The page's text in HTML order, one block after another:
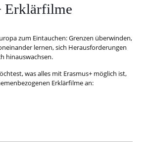
Erklärfilme
zum Eintauchen: Grenzen überwinden,
lernen, sich Herausforderungen
hinauswachsen.
was alles mit Erasmus+ möglich ist,
Erklärfilme an: